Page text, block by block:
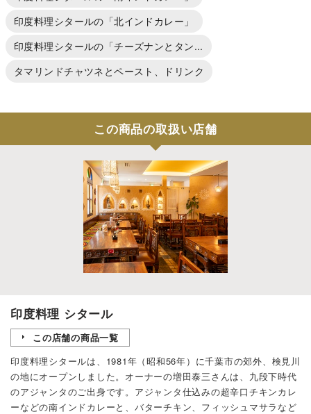
印度料理シタールの「北インドカレー」
印度料理シタールの「チーズナンとタン...
タマリンドチャツネとペースト、ドリンク
この商品の取扱い店舗
印度料理 シタール
この店舗の商品一覧
印度料理シタールは、1981年（昭和56年）に千葉市の郊外、検見川
の地にオープンしました。オーナーの増田泰三さんは、九段下時代
のアジャンタのご出身です。アジャンタ仕込みの超辛口チキンカレ
ーなどの南インドカレーと、バターチキン、フィッシュマサラなど